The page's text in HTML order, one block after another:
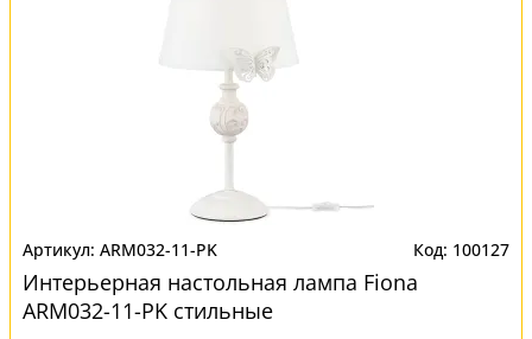
ARM032-11-PK 100127
Интерьерная настольная лампа Fiona
ARM032-11-PK стильные